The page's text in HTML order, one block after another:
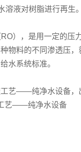
溶液对树脂进行再生。
），是用一定的压
物料的不同渗透压
水系统标准。
艺——纯净水设备，
艺——纯净水设备